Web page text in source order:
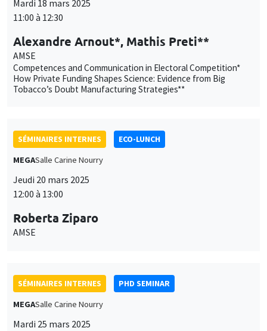
Mardi 18 mars 2025
11:00 à 12:30
Alexandre Arnout*, Mathis Preti**
AMSE
Competences and Communication in Electoral Competition*
How Private Funding Shapes Science: Evidence from Big
Tobacco’s Doubt Manufacturing Strategies**
SÉMINAIRES INTERNES
ECO-LUNCH
MEGASalle Carine Nourry
Jeudi 20 mars 2025
12:00 à 13:00
Roberta Ziparo
AMSE
SÉMINAIRES INTERNES
PHD SEMINAR
MEGASalle Carine Nourry
Mardi 25 mars 2025